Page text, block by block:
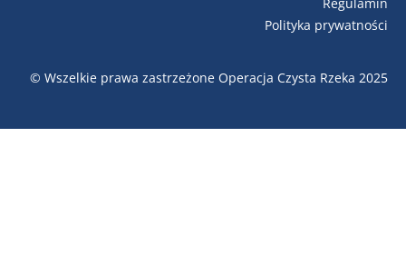
Polityka prywatności
© Wszelkie prawa zastrzeżone Operacja Czysta Rzeka 2025